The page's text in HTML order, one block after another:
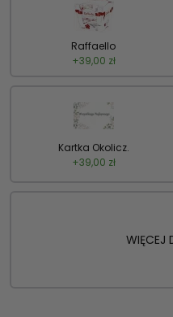
Raffaello
+39,00 zł
Kartka Okolicz.
+39,00 zł
WIĘCEJ